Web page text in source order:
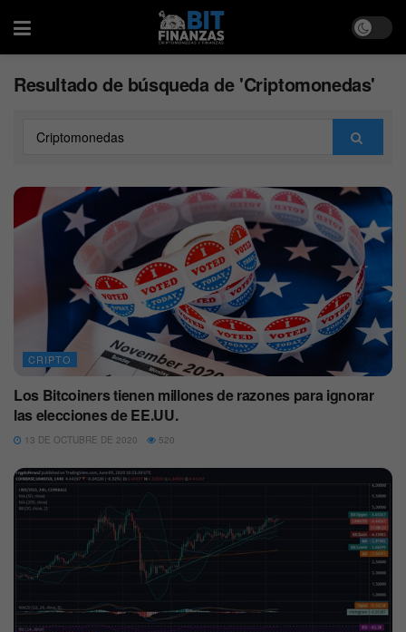
Resultado de búsqueda de 'Criptomonedas'
CRIPTO
Los Bitcoiners tienen millones de razones para ignorar
las elecciones de EE.UU.
13 DE OCTUBRE DE 2020 520